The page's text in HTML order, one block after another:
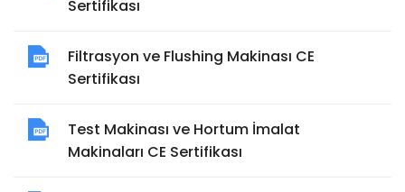
Sertifikası
Filtrasyon ve Flushing Makinası CE
Sertifikası
Test Makinası ve Hortum İmalat
Makinaları CE Sertifikası